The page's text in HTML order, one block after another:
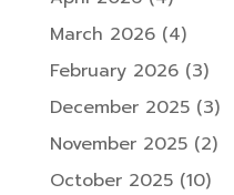
March 2026(4)
February 2026(3)
December 2025(3)
November 2025(2)
October 2025(10)